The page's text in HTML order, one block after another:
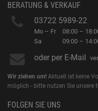
BERATUNG & VERKAUF
03722 5989-22
Mo – Fr
Sa
08:00 –
09:00 –
oder per E-Mail
Wir ziehen um! Aktuell ist keine
möglich - bitte nutzen Sie unsere
FOLGEN SIE UNS